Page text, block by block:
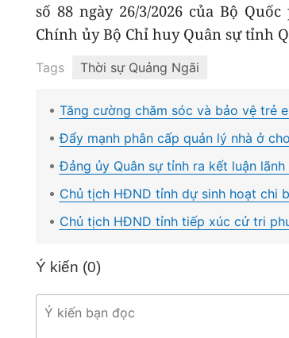
số 88 ngày 26/3/2026 của Bộ
Chính ủy Bộ Chỉ huy Quân sự tỉnh
Tags Thời sự Quảng Ngãi
Tăng cường chăm sóc và bảo vệ trẻ
Đẩy mạnh phân cấp quản lý nhà ở
Đảng ủy Quân sự tỉnh ra kết luận
Chủ tịch HĐND tỉnh dự sinh hoạt chi
Chủ tịch HĐND tỉnh tiếp xúc cử tri
Ý kiến (0)